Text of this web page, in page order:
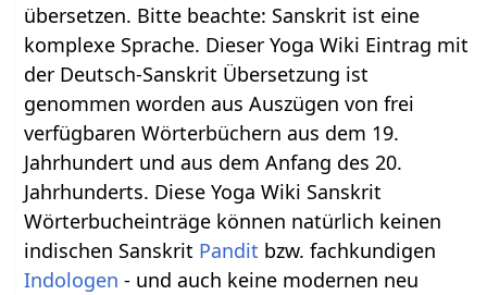
übersetzen. Bitte beachte: Sanskrit ist eine
komplexe Sprache. Dieser Yoga Wiki Eintrag mit
der Deutsch-Sanskrit Übersetzung ist
genommen worden aus Auszügen von frei
verfügbaren Wörterbüchern aus dem 19.
Jahrhundert und aus dem Anfang des 20.
Jahrhunderts. Diese Yoga Wiki Sanskrit
Wörterbucheinträge können natürlich keinen
indischen Sanskrit Pandit bzw. fachkundigen
Indologen - und auch keine modernen neu